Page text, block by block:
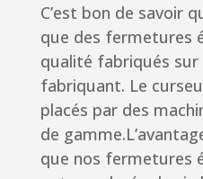
C’est bon de savoir
que des fermetures
qualité fabriqués sur
fabriquant. Le
placés par des
de
que nos fermetures